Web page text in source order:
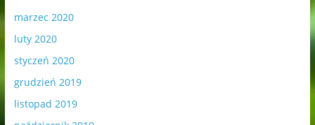
marzec 2020
luty 2020
styczeń 2020
grudzień 2019
listopad 2019